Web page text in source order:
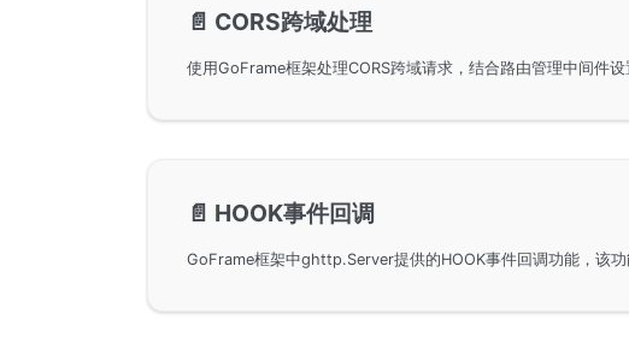
📄️ CORS跨域处理
📄️ HOOK事件回调